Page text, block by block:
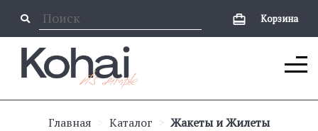
Корзина
Главная Каталог Жакеты и Жилеты